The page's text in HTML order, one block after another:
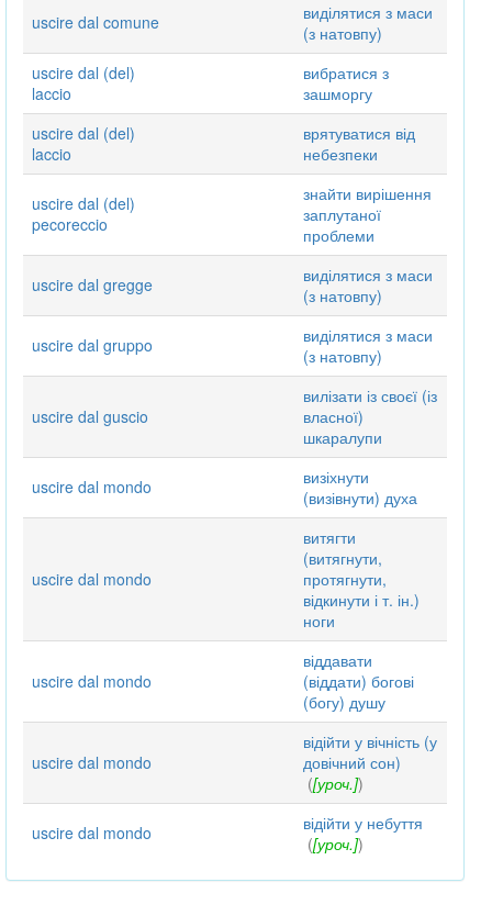
uscire dal comune
виділятися з маси
(з натовпу)
uscire dal (del)
laccio
вибратися з
зашморгу
uscire dal (del)
laccio
врятуватися від
небезпеки
uscire dal (del)
pecoreccio
знайти вирішення
заплутаної
проблеми
uscire dal gregge
виділятися з маси
(з натовпу)
uscire dal gruppo
виділятися з маси
(з натовпу)
uscire dal guscio
вилізати із своєї (із
власної)
шкаралупи
uscire dal mondo
визіхнути
(визівнути) духа
uscire dal mondo
витягти
(витягнути,
протягнути,
відкинути і т. ін.)
ноги
uscire dal mondo
віддавати
(віддати) богові
(богу) душу
uscire dal mondo
відійти у вічність (у
довічний сон)
([уроч.])
uscire dal mondo
відійти у небуття
([уроч.])